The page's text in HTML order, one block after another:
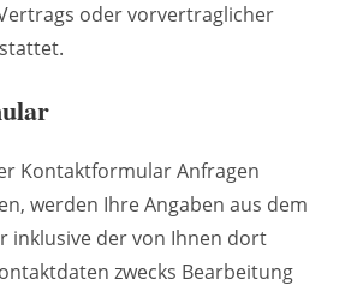
oder vorvertraglicher
Kontaktformular Anfragen
werden Ihre Angaben aus dem
inklusive der von Ihnen dort
zwecks Bearbeitung